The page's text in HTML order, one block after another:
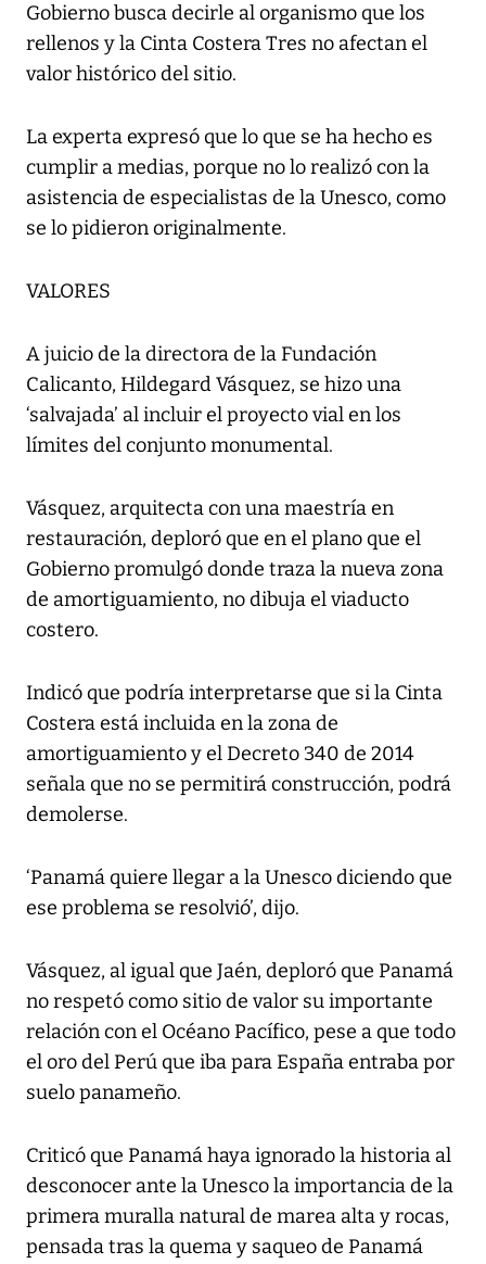
Gobierno busca decirle al organismo que los
rellenos y la Cinta Costera Tres no afectan el
valor histórico del sitio.
La experta expresó que lo que se ha hecho es
cumplir a medias, porque no lo realizó con la
asistencia de especialistas de la Unesco, como
se lo pidieron originalmente.
VALORES
A juicio de la directora de la Fundación
Calicanto, Hildegard Vásquez, se hizo una
‘salvajada’ al incluir el proyecto vial en los
límites del conjunto monumental.
Vásquez, arquitecta con una maestría en
restauración, deploró que en el plano que el
Gobierno promulgó donde traza la nueva zona
de amortiguamiento, no dibuja el viaducto
costero.
Indicó que podría interpretarse que si la Cinta
Costera está incluida en la zona de
amortiguamiento y el Decreto 340 de 2014
señala que no se permitirá construcción, podrá
demolerse.
‘Panamá quiere llegar a la Unesco diciendo que
ese problema se resolvió’, dijo.
Vásquez, al igual que Jaén, deploró que Panamá
no respetó como sitio de valor su importante
relación con el Océano Pacífico, pese a que todo
el oro del Perú que iba para España entraba por
suelo panameño.
Criticó que Panamá haya ignorado la historia al
desconocer ante la Unesco la importancia de la
primera muralla natural de marea alta y rocas,
pensada tras la quema y saqueo de Panamá